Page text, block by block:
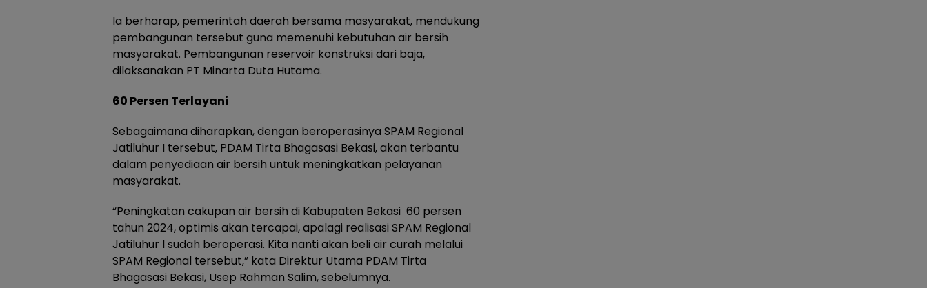
Ia berharap, pemerintah daerah bersama masyarakat, mendukung
pembangunan tersebut guna memenuhi kebutuhan air bersih
masyarakat. Pembangunan reservoir konstruksi dari baja,
dilaksanakan PT Minarta Duta Hutama.
60 Persen Terlayani
Sebagaimana diharapkan, dengan beroperasinya SPAM Regional
Jatiluhur I tersebut, PDAM Tirta Bhagasasi Bekasi, akan terbantu
dalam penyediaan air bersih untuk meningkatkan pelayanan
masyarakat.
“Peningkatan cakupan air bersih di Kabupaten Bekasi 60 persen
tahun 2024, optimis akan tercapai, apalagi realisasi SPAM Regional
Jatiluhur I sudah beroperasi. Kita nanti akan beli air curah melalui
SPAM Regional tersebut,” kata Direktur Utama PDAM Tirta
Bhagasasi Bekasi, Usep Rahman Salim, sebelumnya.